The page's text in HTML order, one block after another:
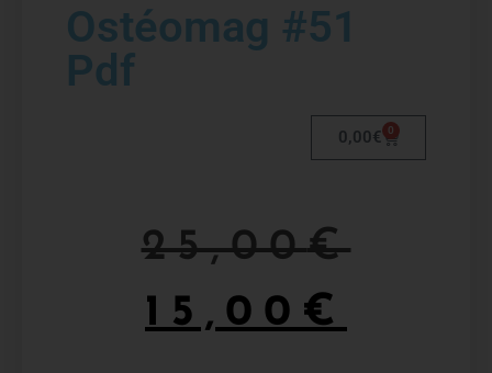
Ostéomag #51
Pdf
0,00€ 0
25,00€
15,00 €